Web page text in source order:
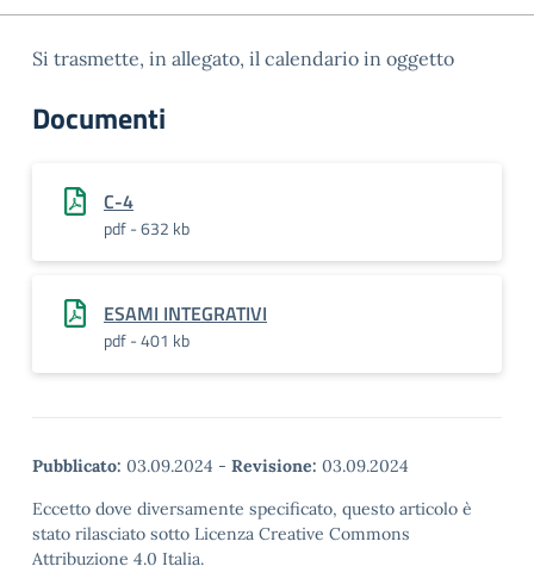
Si trasmette, in allegato, il calendario in oggetto
Documenti
C-4
pdf - 632 kb
ESAMI INTEGRATIVI
pdf - 401 kb
Pubblicato: 03.09.2024 - Revisione: 03.09.2024
Eccetto dove diversamente specificato, questo articolo è
stato rilasciato sotto Licenza Creative Commons
Attribuzione 4.0 Italia.